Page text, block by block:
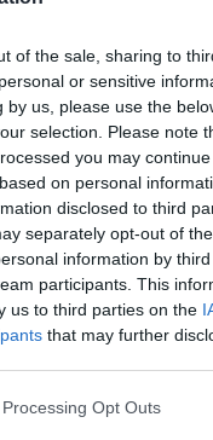
of the sale, sharing to
or sensitive
by us, please use the
selection. Please note
you may
on personal
disclosed to third
separately opt-out of
information by
participants. This
us to third parties on the
that may further
website/app uses one or
Opt Outs
semmiért nem
per la patria, ma
commemorative
che quella di metallo non
millimetri con bordo
15.000 HUF (39,04
e pesa 31,46 grammi, Nel
un valore nominale di
da una lega di 75%
grammi.
acquisire queste monete